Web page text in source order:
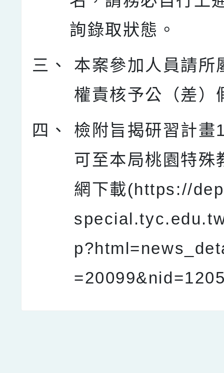
詢錄取狀態。
三、
本案參加人員請所
權責核予公（差）
四、
檢附旨揭研習計畫
可至本局桃園特殊
網下載(https://